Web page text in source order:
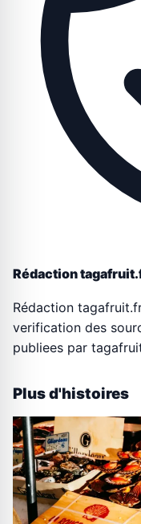
Rédaction
Rédaction
verification des
publiees par
Plus d'histoires